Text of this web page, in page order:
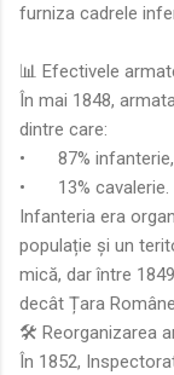
furniza cadrele
📊 Efectivele
În mai 1848,
dintre care:
•
87% infanterie,
•
13% cavalerie.
Infanteria era
populație și un
mică, dar între
decât Țara
🛠️ Reorganizarea
În 1852,